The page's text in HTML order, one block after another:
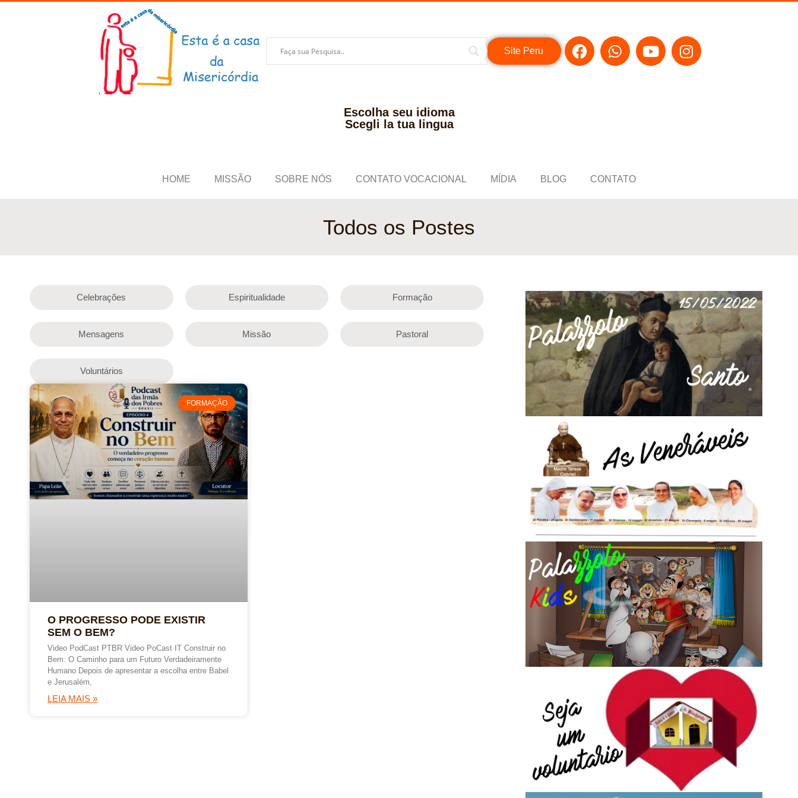
Site Peru
Escolha seu idioma
Scegli la tua lingua
HOME MISSÃO SOBRE NÓS CONTATO VOCACIONAL MÍDIA BLOG CONTATO
Todos os Postes
Celebrações Espiritualidade Formação
Mensagens Missão Pastoral
Voluntários
FORMAÇÃO
O PROGRESSO PODE EXISTIR
SEM O BEM?
Video PodCast PTBR Video PoCast IT Construir no
Bem: O Caminho para um Futuro Verdadeiramente
Humano Depois de apresentar a escolha entre Babel
e Jerusalém,
LEIA MAIS »